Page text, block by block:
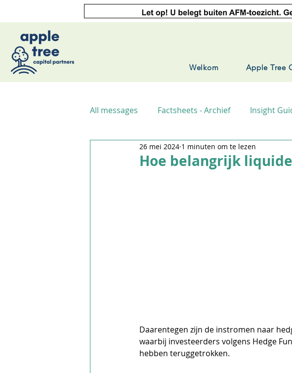
Welkom Apple Tree
All messages Factsheets - Archief Insight
Hoe belangrijk
26 mei 2024 1 minuten om te lezen
Daarentegen zijn de instromen naar
waarbij investeerders volgens Hedge
hebben teruggetrokken.